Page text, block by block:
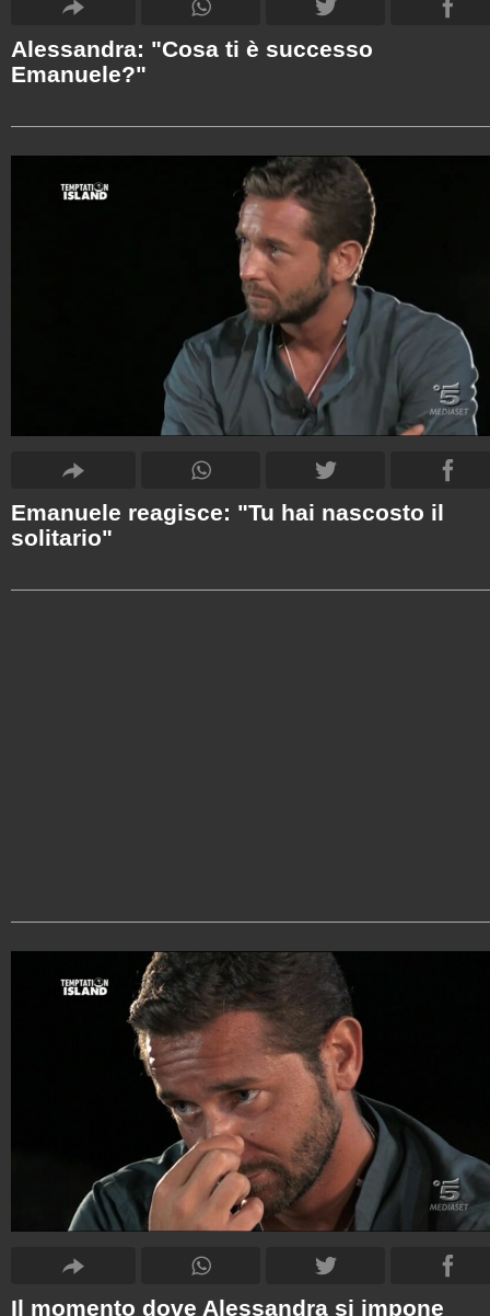
Alessandra: "Cosa ti è successo
Emanuele?"
Emanuele reagisce: "Tu hai nascosto il
solitario"
Il momento dove Alessandra si impone